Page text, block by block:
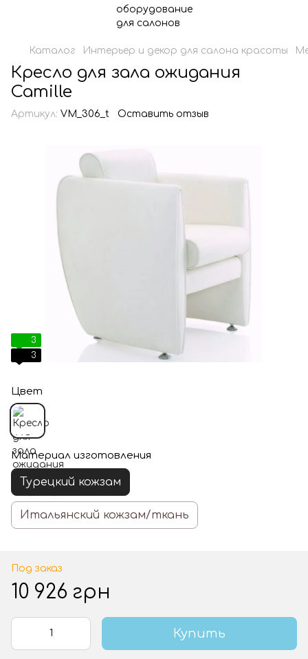
Каталог Интерьер и декор для салона красоты
Кресло для зала ожидания
Camille
Артикул: VM_306_t Оставить отзыв
3
3
Цвет
Материал изготовления
Турецкий кожзам
Итальянский кожзам/ткань
Под заказ
10 926 грн
Купить